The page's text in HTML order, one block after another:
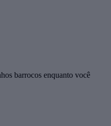
barrocos enquanto você